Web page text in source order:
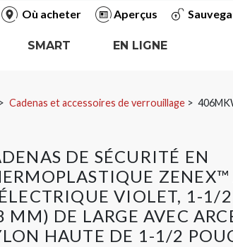
Où acheter Aperçus
SMART
EN LIGNE
Cadenas et accessoires de verrouillage
DE SÉCURITÉ EN
ZENEX™
VIOLET, 1-1/2
MM) DE LARGE AVEC
HAUTE DE 1-1/2